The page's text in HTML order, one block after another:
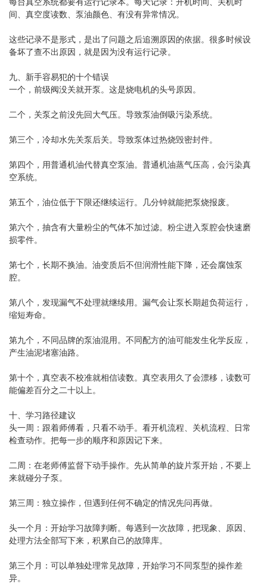
每台真空系统都要有运行记录本。每天记录：开机时间、关机时
间、真空度读数、泵油颜色、有没有异常情况。
这些记录不是形式，是出了问题之后追溯原因的依据。很多时候设
备坏了查不出原因，就是因为没有运行记录。
九、新手容易犯的十个错误
一个，前级阀没关就开泵。这是烧电机的头号原因。
二个，关泵之前没先回大气压。导致泵油倒吸污染系统。
第三个，冷却水先关泵后关。导致泵体过热烧毁密封件。
第四个，用普通机油代替真空泵油。普通机油蒸气压高，会污染真
空系统。
第五个，油位低于下限还继续运行。几分钟就能把泵烧报废。
第六个，抽含有大量粉尘的气体不加过滤。粉尘进入泵腔会快速磨
损零件。
第七个，长期不换油。油变质后不但润滑性能下降，还会腐蚀泵
腔。
第八个，发现漏气不处理就继续用。漏气会让泵长期超负荷运行，
缩短寿命。
第九个，不同品牌的泵油混用。不同配方的油可能发生化学反应，
产生油泥堵塞油路。
第十个，真空表不校准就相信读数。真空表用久了会漂移，读数可
能偏差百分之二十以上。
十、学习路径建议
头一周：跟着师傅看，只看不动手。看开机流程、关机流程、日常
检查动作。把每一步的顺序和原因记下来。
二周：在老师傅监督下动手操作。先从简单的旋片泵开始，不要上
来就碰分子泵。
第三周：独立操作，但遇到任何不确定的情况先问再做。
头一个月：开始学习故障判断。每遇到一次故障，把现象、原因、
处理方法全部写下来，积累自己的故障库。
第三个月：可以单独处理常见故障，开始学习不同泵型的操作差
异。